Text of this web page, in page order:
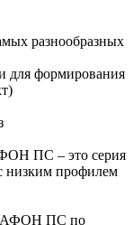
разнообразных
для формирования
ПС – это серия
низким профилем
ПС по